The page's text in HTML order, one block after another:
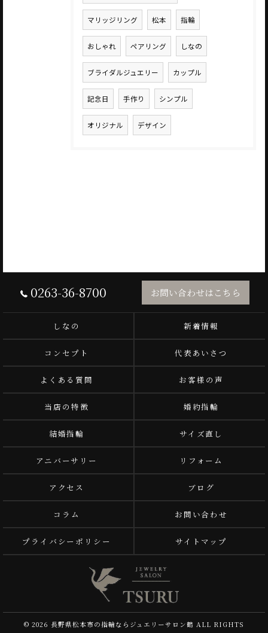
マリッジリング 松本 指輪
おしゃれ ペアリング しなの
ブライダルジュエリー カップル
記念日 手作り シンプル
オリジナル デザイン
0263-36-8700 お問い合わせはこちら
しなの 新着情報
コンセプト 代表あいさつ
よくある質問 お客様の声
当店の特徴 婚約指輪
結婚指輪 サイズ直し
アニバーサリー リフォーム
アクセス ブログ
コラム お問い合わせ
プライバシーポリシー サイトマップ
© 2026 長野県松本市の指輪ならジュエリーサロン鶴 ALL RIGHTS